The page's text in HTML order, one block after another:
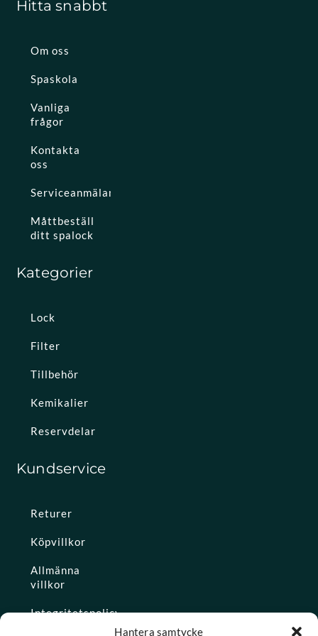
Hantera samtycke
Hitta snabbt
Om oss
Spaskola
Vanliga
frågor
Kontakta
oss
Serviceanmälan
Måttbeställ
ditt spalock
Kategorier
Lock
Filter
Tillbehör
Kemikalier
Reservdelar
Kundservice
Returer
Köpvillkor
Allmänna
villkor
Integritetspolicy